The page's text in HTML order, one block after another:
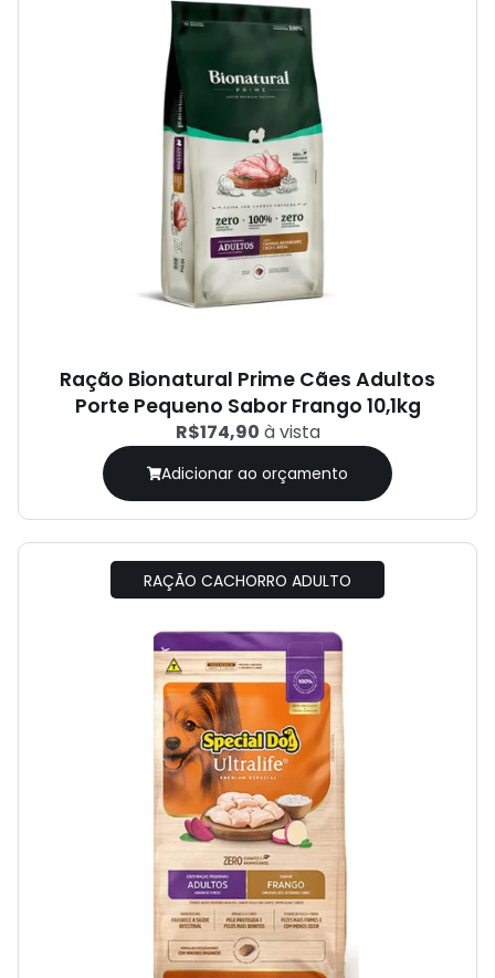
Ração Bionatural Prime Cães Adultos
Porte Pequeno Sabor Frango 10,1kg
R$174,90 à vista
Adicionar ao orçamento
RAÇÃO CACHORRO ADULTO